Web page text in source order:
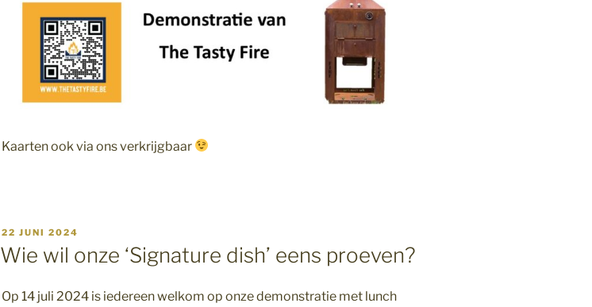
Kaarten ook via ons verkrijgbaar
GEPLAATST
OP
22 JUNI 2024
Wie wil onze ‘Signature dish’ eens proeven?
Op 14 juli 2024 is iedereen welkom op onze demonstratie met lunch